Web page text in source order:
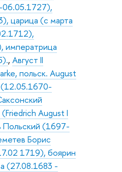
06.05.1727),
царица (с марта
императрица
, Август II
польск. August
(12.05.1670-
August I
(1697-
Борис
1719), боярин
(27.08.1683 -